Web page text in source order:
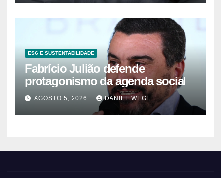
ESG E SUSTENTABILIDADE
Fabrício Julião defende
protagonismo da agenda social
AGOSTO 5, 2026 DANIEL WEGE